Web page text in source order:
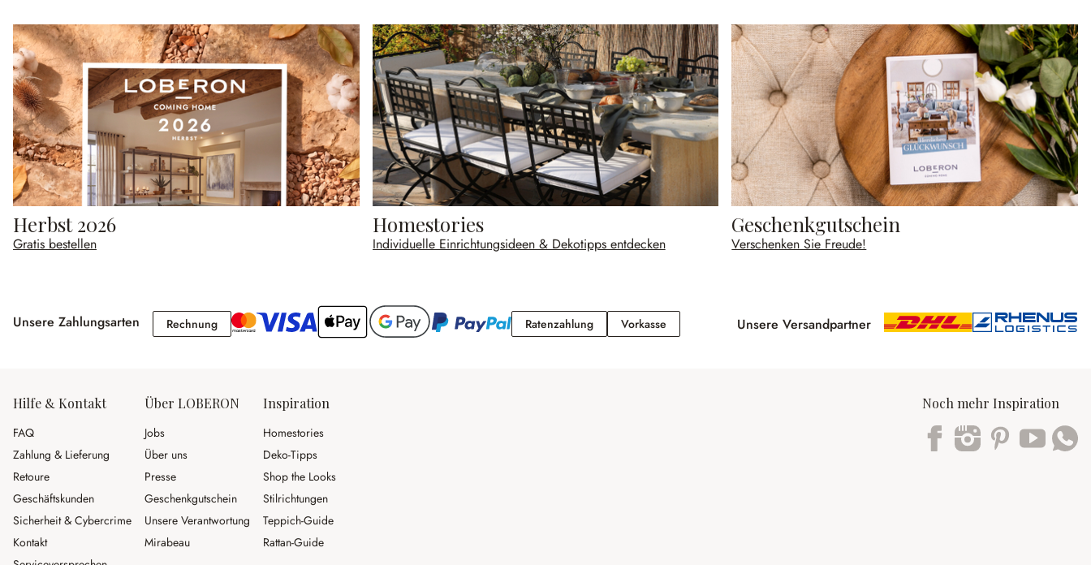
Herbst 2026
Gratis bestellen
Homestories
Individuelle Einrichtungsideen & Dekotipps entdecken
Geschenkgutschein
Verschenken Sie Freude!
Unsere Zahlungsarten RechnungRechnung RatenzahlungRatenzahlung
VorkasseVorkasse Unsere Versandpartner
Hilfe & Kontakt
FAQ
Zahlung & Lieferung
Retoure
Geschäftskunden
Sicherheit & Cybercrime
Kontakt
Über LOBERON
Jobs
Über uns
Presse
Geschenkgutschein
Unsere Verantwortung
Mirabeau
Inspiration
Homestories
Deko-Tipps
Shop the Looks
Stilrichtungen
Teppich-Guide
Rattan-Guide
Noch mehr Inspiration